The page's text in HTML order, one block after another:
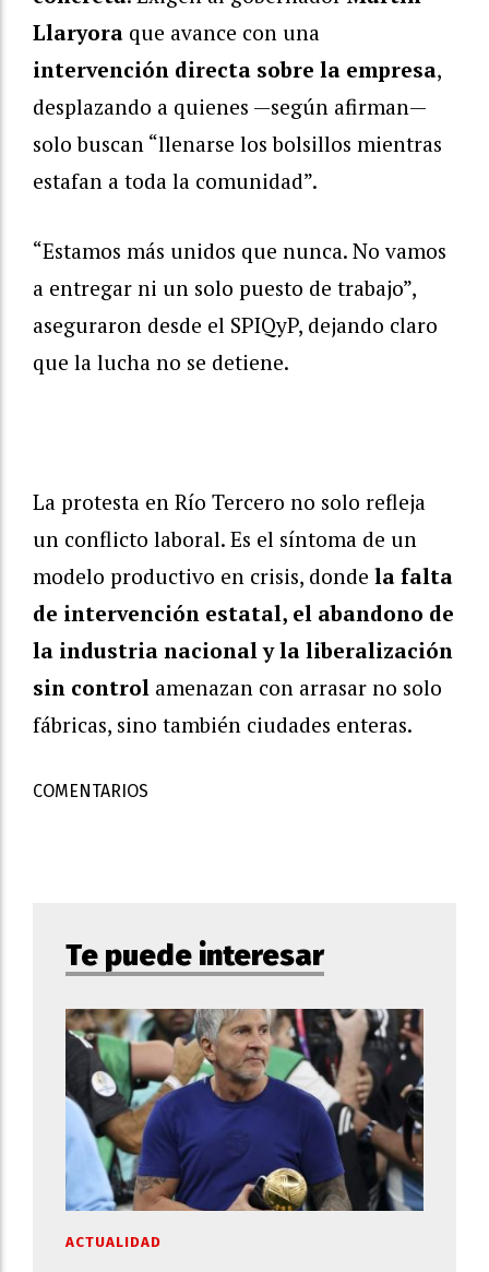
Llaryora que avance con una
intervención directa sobre la empresa,
desplazando a quienes —según afirman—
solo buscan “llenarse los bolsillos mientras
estafan a toda la comunidad”.
“Estamos más unidos que nunca. No vamos
a entregar ni un solo puesto de trabajo”,
aseguraron desde el SPIQyP, dejando claro
que la lucha no se detiene.
La protesta en Río Tercero no solo refleja
un conflicto laboral. Es el síntoma de un
modelo productivo en crisis, donde la falta
de intervención estatal, el abandono de
la industria nacional y la liberalización
sin control amenazan con arrasar no solo
fábricas, sino también ciudades enteras.
COMENTARIOS
Te puede interesar
ACTUALIDAD